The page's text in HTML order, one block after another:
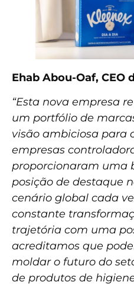
Ehab Abou-Oaf, CEO
“Esta nova empresa
um portfólio de
visão ambiciosa para
empresas
proporcionaram uma
posição de destaque
cenário global cada
constante
trajetória com uma
acreditamos que
moldar o futuro do
de produtos de